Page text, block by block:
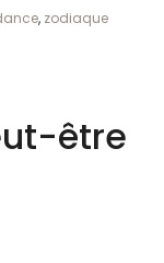
, zodiaque
être